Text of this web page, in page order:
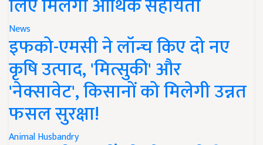
लिए मिलेगी आर्थिक सहायता
News
इफको-एमसी ने लॉन्च किए दो नए
कृषि उत्पाद, 'मित्सुकी' और
'नेक्सावेट', किसानों को मिलेगी उन्नत
फसल सुरक्षा!
Animal Husbandry